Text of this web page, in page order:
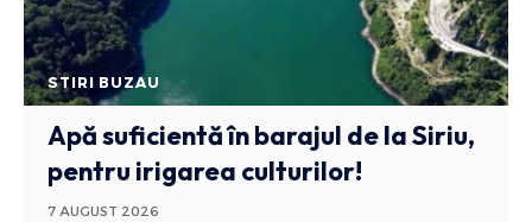
STIRI BUZAU
Apă suficientă în barajul de la Siriu,
pentru irigarea culturilor!
7 AUGUST 2026